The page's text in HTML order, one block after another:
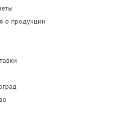
о продукции